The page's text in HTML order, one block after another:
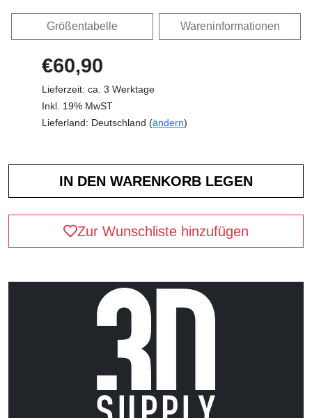
Größentabelle Wareninformationen
€60,90
Lieferzeit: ca. 3 Werktage
Inkl. 19% MwST
Lieferland: Deutschland (ändern)
Zur Wunschliste hinzufügen